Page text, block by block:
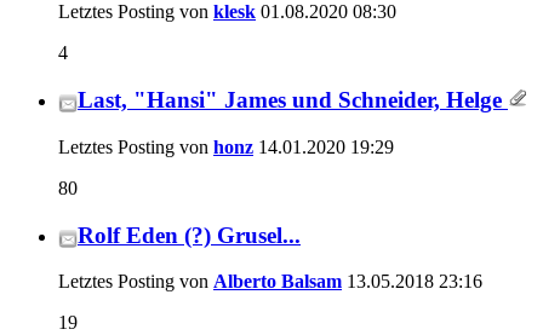
Letztes Posting von klesk 01.08.2020 08:30
4
Last, "Hansi" James und Schneider, Helge
Letztes Posting von honz 14.01.2020 19:29
80
Rolf Eden (?) Grusel...
Letztes Posting von Alberto Balsam 13.05.2018 23:16
19